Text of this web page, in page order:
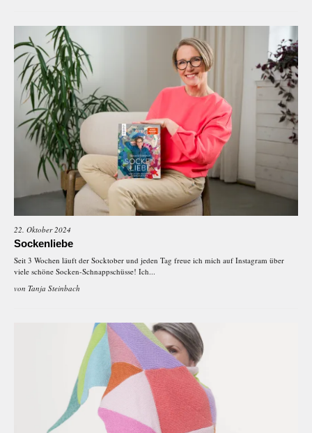
22. Oktober 2024
Sockenliebe
Seit 3 Wochen läuft der Socktober und jeden Tag freue ich mich auf Instagram über
viele schöne Socken-Schnappschüsse! Ich...
von Tanja Steinbach